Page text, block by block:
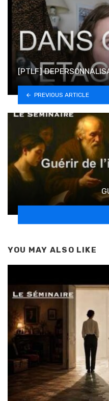
[PTLF]
PREVIOUS ARTICLE
YOU MAY ALSO LIKE